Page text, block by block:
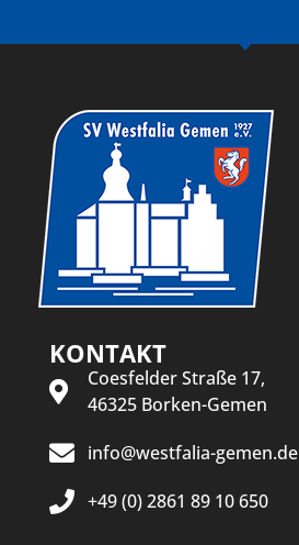
KONTAKT
Coesfelder Straße 17,
46325 Borken-Gemen
info@westfalia-gemen.de
+49 (0) 2861 89 10 650